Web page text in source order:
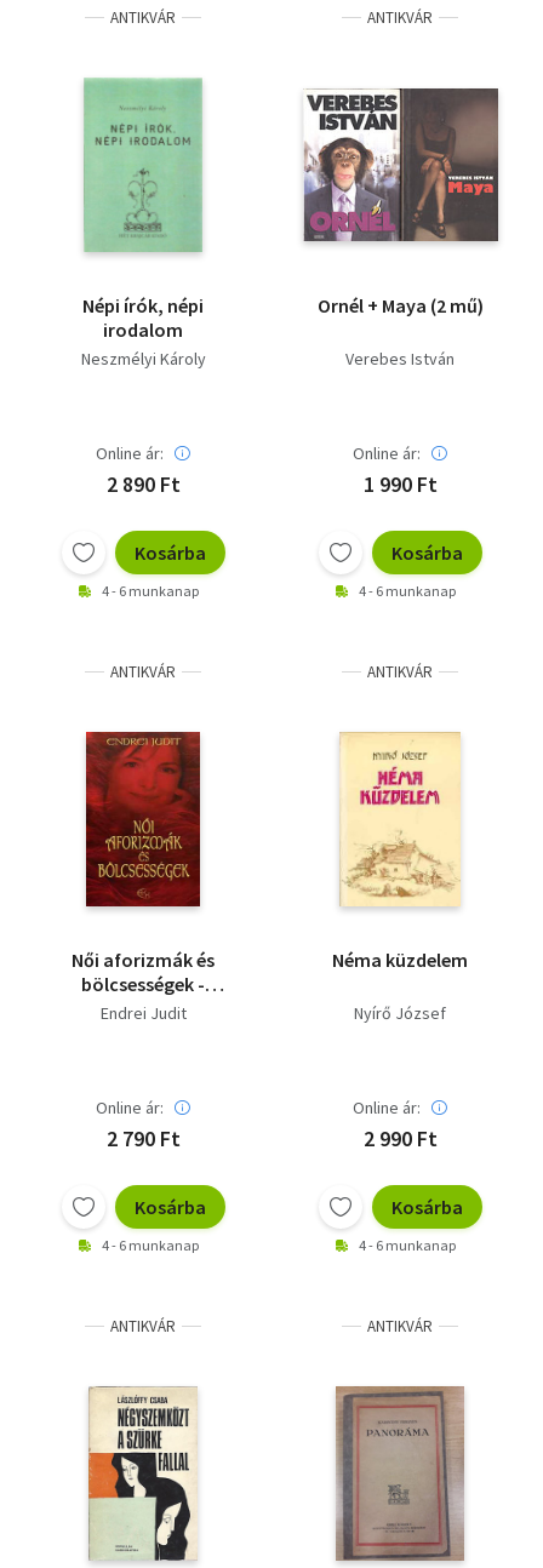
ANTIKVÁR
Népi írók, népi
irodalom
Neszmélyi Károly
Online ár:
2 890 Ft
Kosárba
4 - 6 munkanap
ANTIKVÁR
Ornél + Maya (2 mű)
Verebes István
Online ár:
1 990 Ft
Kosárba
4 - 6 munkanap
ANTIKVÁR
Női aforizmák és
bölcsességek -
Dedikált
Endrei Judit
Online ár:
2 790 Ft
Kosárba
4 - 6 munkanap
ANTIKVÁR
Néma küzdelem
Nyírő József
Online ár:
2 990 Ft
Kosárba
4 - 6 munkanap
ANTIKVÁR ANTIKVÁR